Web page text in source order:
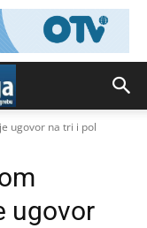
ugovor na tri i pol
ugovor